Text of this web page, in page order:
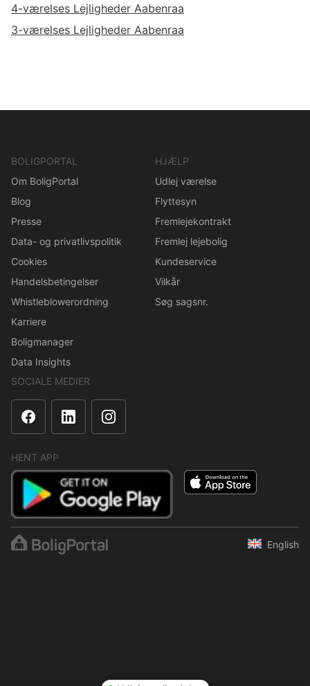
4-værelses Lejligheder Aabenraa
3-værelses Lejligheder Aabenraa
BOLIGPORTAL
Om BoligPortal
Blog
Presse
Data- og privatlivspolitik
Cookies
Handelsbetingelser
Whistleblowerordning
Karriere
Boligmanager
Data Insights
HJÆLP
Udlej værelse
Flyttesyn
Fremlejekontrakt
Fremlej lejebolig
Kundeservice
Vilkår
Søg sagsnr.
SOCIALE MEDIER
HENT APP
English